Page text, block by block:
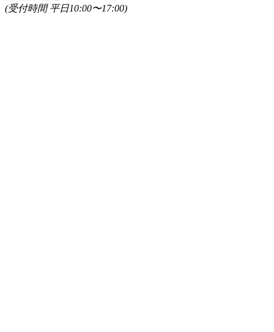
(受付時間 平日10:00〜17:00)